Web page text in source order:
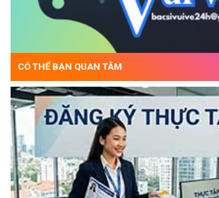
CÓ THỂ BẠN QUAN TÂM